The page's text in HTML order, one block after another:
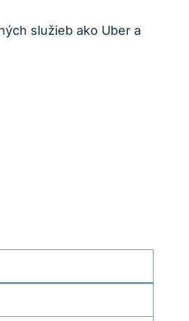
služieb ako Uber a